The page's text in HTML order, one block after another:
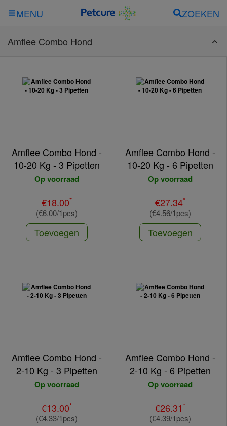
MENU ZOEKEN
Amflee Combo Hond
Amflee Combo Hond -
10-20 Kg - 3 Pipetten
Op voorraad
€18.00*
(€6.00/1pcs)
Toevoegen
Amflee Combo Hond -
10-20 Kg - 6 Pipetten
Op voorraad
€27.34*
(€4.56/1pcs)
Toevoegen
Amflee Combo Hond -
2-10 Kg - 3 Pipetten
Op voorraad
€13.00*
(€4.33/1pcs)
Amflee Combo Hond -
2-10 Kg - 6 Pipetten
Op voorraad
€26.31*
(€4.39/1pcs)